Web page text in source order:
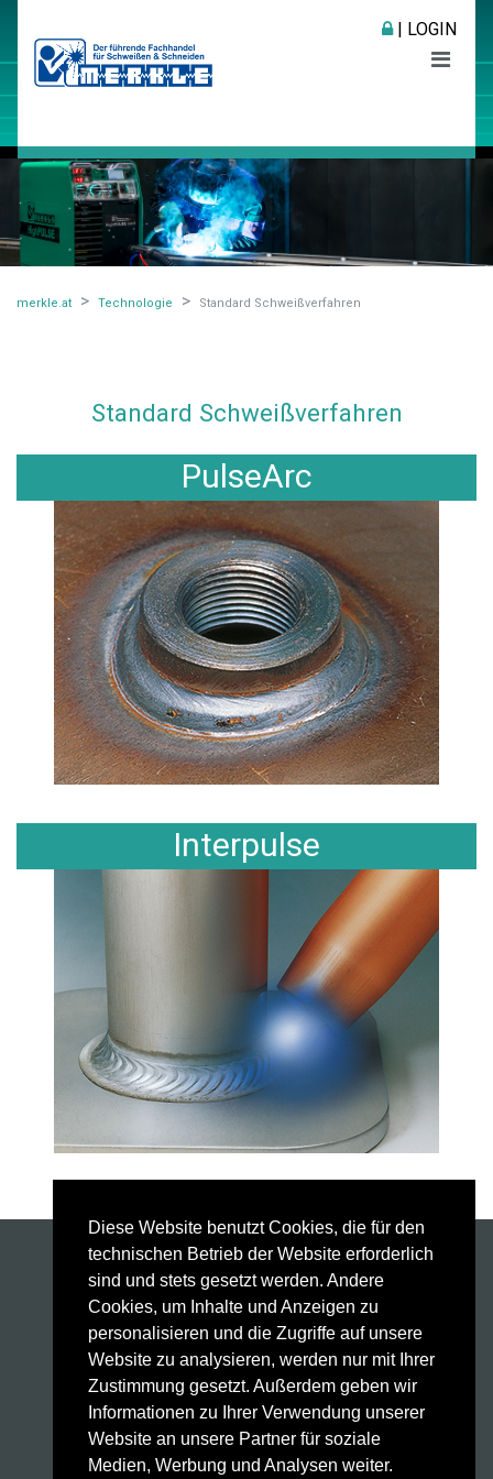
Diese Website benutzt Cookies, die für den
technischen Betrieb der Website erforderlich
sind und stets gesetzt werden. Andere
Cookies, um Inhalte und Anzeigen zu
personalisieren und die Zugriffe auf unsere
Website zu analysieren, werden nur mit Ihrer
Zustimmung gesetzt. Außerdem geben wir
Informationen zu Ihrer Verwendung unserer
Website an unsere Partner für soziale
Medien, Werbung und Analysen weiter.
| LOGIN
merkle.at Technologie Standard Schweißverfahren
Standard Schweißverfahren
PulseArc
Interpulse
Schweißanlagen
Schweißbrenner
Automatisierung
Weld Factory®
Laser Sensor
HighPULSE RS Serie
Technologie
Service
Kontakt